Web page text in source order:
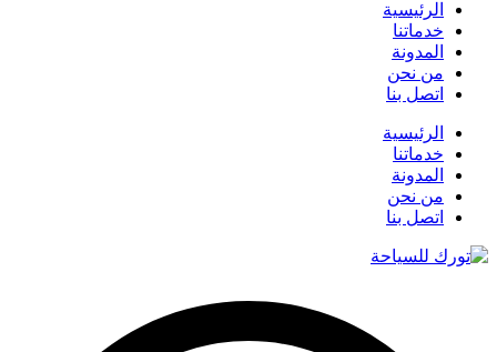
الرئيسية
خدماتنا
المدونة
من نحن
اتصل بنا
الرئيسية
خدماتنا
المدونة
من نحن
اتصل بنا